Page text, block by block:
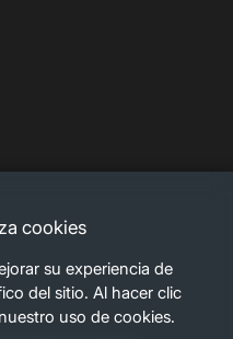
cookies
su experiencia de
del sitio. Al hacer clic
uso de cookies.